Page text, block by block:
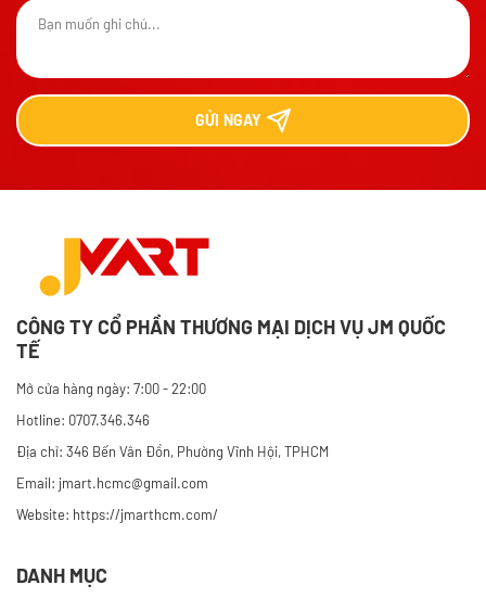
GỬI NGAY
CÔNG TY CỔ PHẦN THƯƠNG MẠI DỊCH VỤ JM QUỐC
TẾ
Mở cửa hàng ngày: 7:00 - 22:00
Hotline: 0707.346.346
Địa chỉ: 346 Bến Vân Đồn, Phường Vĩnh Hội, TPHCM
Email: jmart.hcmc@gmail.com
Website: https://jmarthcm.com/
DANH MỤC